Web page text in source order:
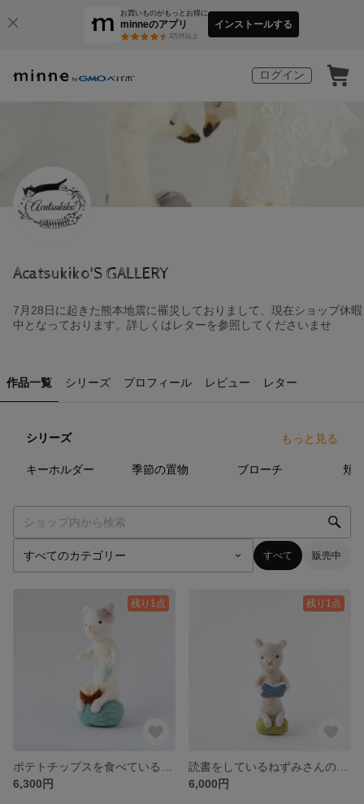
お買いものがもっとお得に
minneのアプリ
3万件以上
インストールする
ログイン
Acatsukiko'S GALLERY
7月28日に起きた熊本地震に罹災しておりまして、現在ショップ休暇
中となっております。詳しくはレターを参照してくださいませ
作品一覧 シリーズ プロフィール レビュー レター
シリーズ もっと見る
キーホルダー 季節の置物 ブローチ 頬
すべて 販売中
残り1点
6,300円
残り1点
6,000円